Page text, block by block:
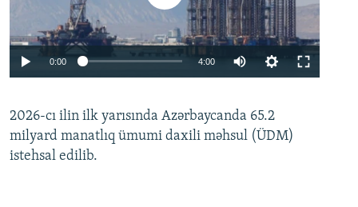
Auto 240p 360p 480p
0:00 4:00
360p
480p
2026-cı ilin ilk yarısında Azərbaycanda 65.2
milyard manatlıq ümumi daxili məhsul (ÜDM)
istehsal edilib.